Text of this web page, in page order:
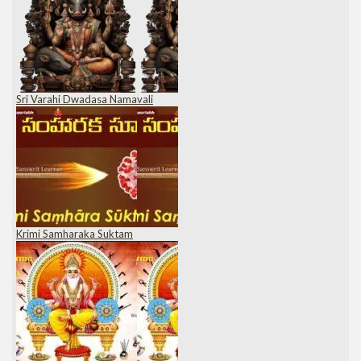
Sri Varahi Dwadasa Namavali
Krimi Samharaka Suktam